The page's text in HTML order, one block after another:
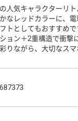
人気キャラクターリ
なレッドカラーに、
トとしてもおすすめで
ョン＋2重構造で衝撃
りながら、大切なスマ